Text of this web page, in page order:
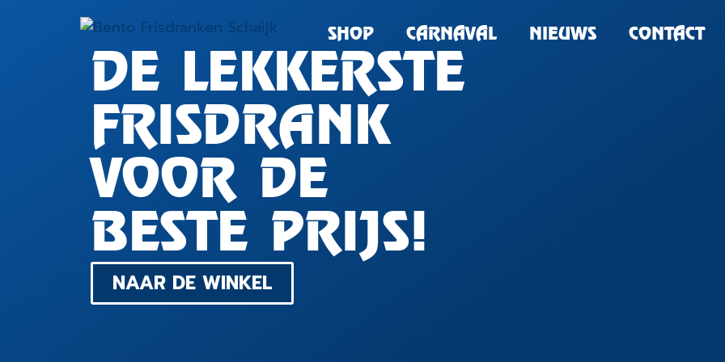
SHOP CARNAVAL NIEUWS CONTACT
DE LEKKERSTE
FRISDRANK
VOOR DE
BESTE PRIJS!
NAAR DE WINKEL